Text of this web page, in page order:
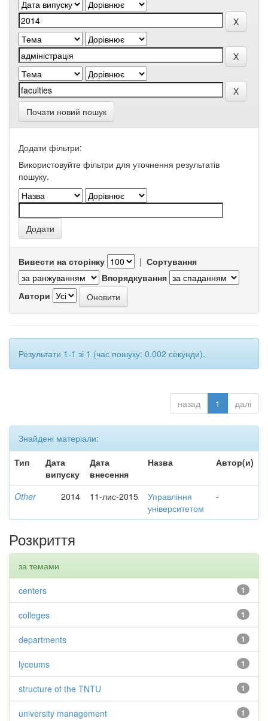
Почати новий пошук
Додати фільтри:
Використовуйте фільтри для уточнення результатів
пошуку.
Вивести на сторінку | Сортування
Впорядкування
Автори
Результати 1-1 зі 1 (час пошуку: 0.002 секунди).
назад 1 далі
Знайдені матеріали:
Тип
Дата
випуску
Дата
внесення
Назва Автор(и)
Other 2014 11-лис-2015
Управління
університетом
-
Розкриття
за темами
1
centers
1
colleges
1
departments
1
lyceums
1
structure of the TNTU
1
university management